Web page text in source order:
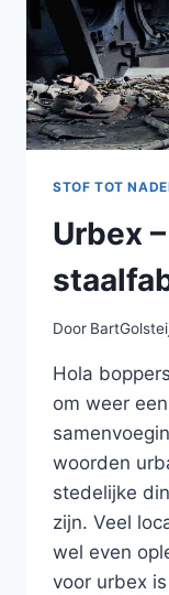
STOF TOT
Urbex
Door
Hola
om weer
woorden
stedelijke
zijn. Veel
wel even
voor urbex